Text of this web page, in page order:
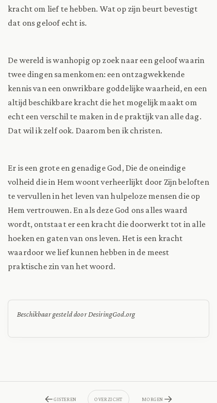
kracht om lief te hebben. Wat op zijn beurt bevestigt
dat ons geloof echt is.
De wereld is wanhopig op zoek naar een geloof waarin
twee dingen samenkomen: een ontzagwekkende
kennis van een onwrikbare goddelijke waarheid, en een
altijd beschikbare kracht die het mogelijk maakt om
echt een verschil te maken in de praktijk van alle dag.
Dat wil ik zelf ook. Daarom ben ik christen.
Er is een grote en genadige God, Die de oneindige
volheid die in Hem woont verheerlijkt door Zijn beloften
te vervullen in het leven van hulpeloze mensen die op
Hem vertrouwen. En als deze God ons alles waard
wordt, ontstaat er een kracht die doorwerkt tot in alle
hoeken en gaten van ons leven. Het is een kracht
waardoor we lief kunnen hebben in de meest
praktische zin van het woord.
Beschikbaar gesteld door DesiringGod.org
GISTEREN OVERZICHT MORGEN